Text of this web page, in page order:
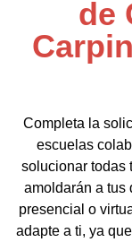
de
Completa la
escuelas
solucionar todas
amoldarán a tus
presencial o
adapte a ti, ya